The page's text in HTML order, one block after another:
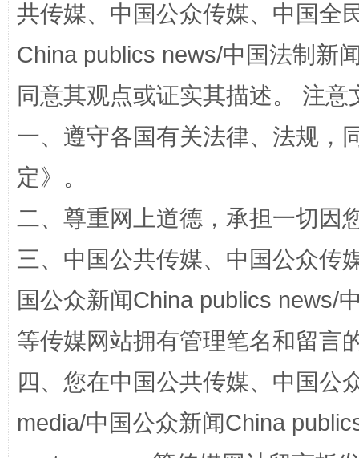
阿坝州三大球赛在茂县开幕 规模
共传媒、中国公众传媒、中国全
China publics news/中国法制新
同意其观点或证实其描述。 注
一、遵守各国有关法律、法规，
定》。
二、尊重网上道德，承担一切因
三、中国公共传媒、中国公众传
国公众新闻China publics news/
等传媒网站拥有管理笔名和留言
四、您在中国公共传媒、中国公
media/中国公众新闻China